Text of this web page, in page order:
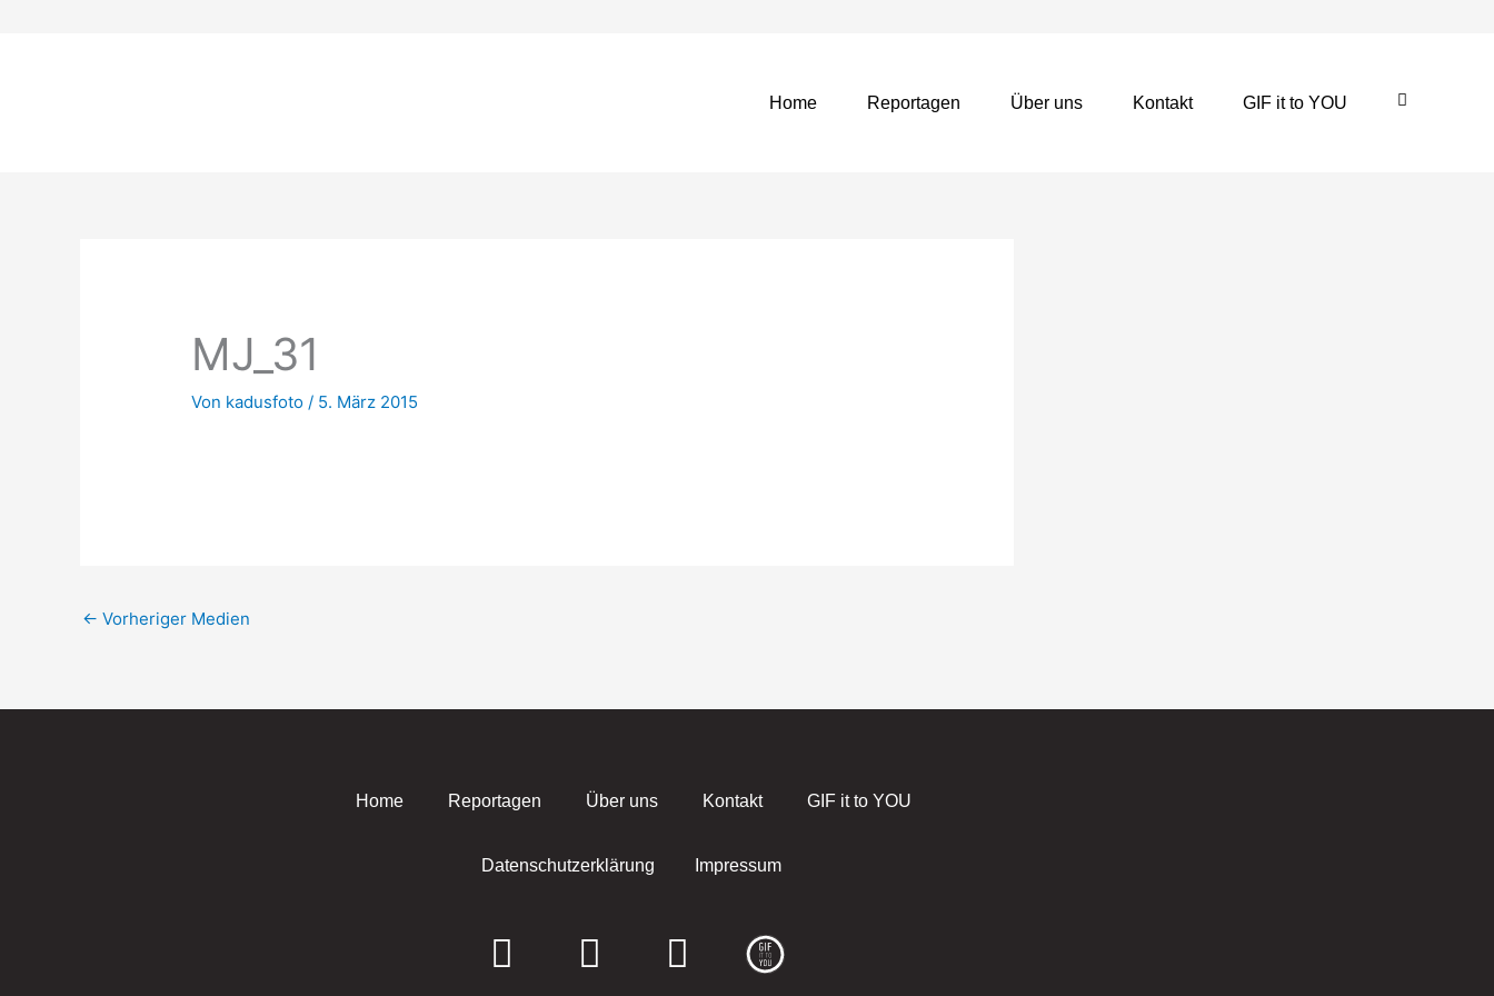
Home Reportagen Über uns Kontakt GIF it to YOU
MJ_31
Von kadusfoto/ 5. März 2015
← Vorheriger Medien
Home Reportagen Über uns Kontakt GIF it to YOU
Datenschutzerklärung Impressum
F
I
E